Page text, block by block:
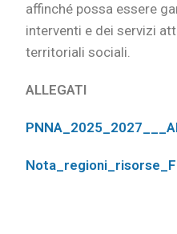
affinché possa essere
interventi e dei servizi
territoriali sociali.
ALLEGATI